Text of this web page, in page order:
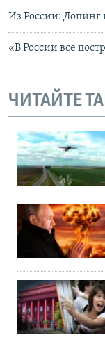
Из России: Допинг
«В России все
ЧИТАЙТЕ